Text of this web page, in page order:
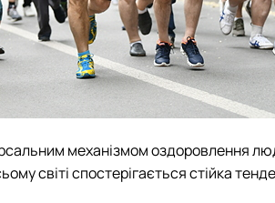
механізмом оздоровлення
світі спостерігається стійка